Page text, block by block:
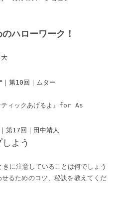
ハローワーク！
｜第10回｜ムター
ティックあげるよ』for As
第17回｜田中靖人
よう
に注意していることは何でしょう
るためのコツ、秘訣を教えてくだ